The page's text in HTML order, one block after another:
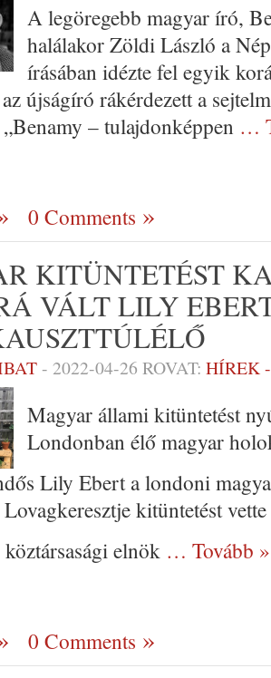
A legöregebb magyar író,
halálakor Zöldi László a
írásában idézte fel egyik
újságíró rákérdezett a
– tulajdonképpen …
0 Comments
KITÜNTETÉST
VÁLT LILY
- 2022-04-26 ROVAT: HÍREK
Magyar állami kitüntetést
Londonban élő magyar
Lily Ebert a londoni
kitüntetést
elnök … Tovább »
0 Comments